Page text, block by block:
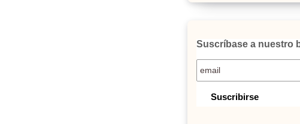
Suscríbase a nuestro